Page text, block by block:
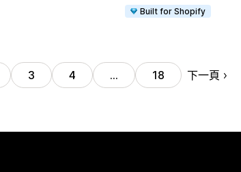
Built for Shopify
3 4 … 18 下一頁